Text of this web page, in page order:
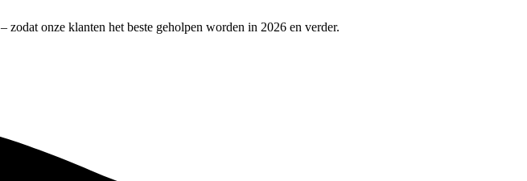
– zodat onze klanten het beste geholpen worden in 2026 en verder.